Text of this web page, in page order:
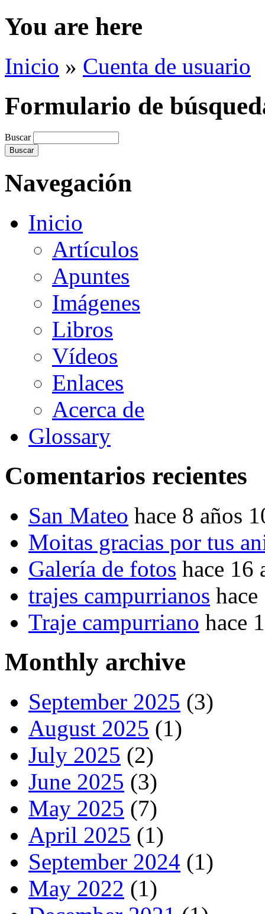
You are here
Inicio » Cuenta de usuario
Formulario de
Buscar
Navegación
Inicio
Artículos
Apuntes
Imágenes
Libros
Vídeos
Enlaces
Acerca de
Glossary
Comentarios recientes
San Mateo hace 8 años
Moitas gracias por tus
Galería de fotos hace 16
trajes campurrianos
Traje campurriano hace
Monthly archive
September 2025 (3)
August 2025 (1)
July 2025 (2)
June 2025 (3)
May 2025 (7)
April 2025 (1)
September 2024 (1)
May 2022 (1)